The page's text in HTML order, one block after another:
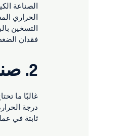
الصناعة
الحراري
التسخين
فقدان
2.
غالبًا ما
درجة
ثابتة في